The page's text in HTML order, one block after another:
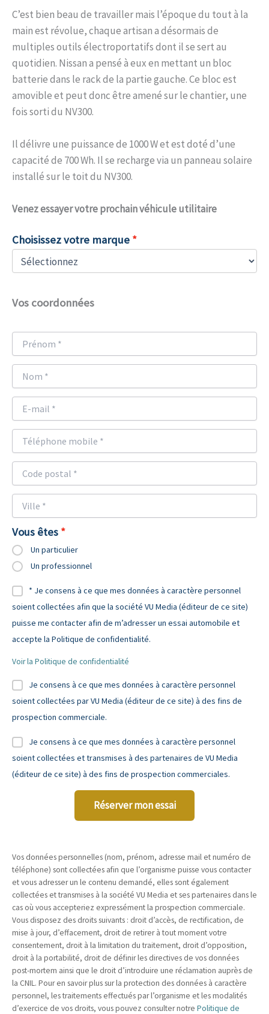
C’est bien beau de travailler mais l’époque du tout à la
main est révolue, chaque artisan a désormais de
multiples outils électroportatifs dont il se sert au
quotidien. Nissan a pensé à eux en mettant un bloc
batterie dans le rack de la partie gauche. Ce bloc est
amovible et peut donc être amené sur le chantier, une
fois sorti du NV300.
Il délivre une puissance de 1000 W et est doté d’une
capacité de 700 Wh. Il se recharge via un panneau solaire
installé sur le toit du NV300.
Venezessayer votre prochain véhicule utilitaire
Choisissez votre marque
Vos coordonnées
Vous êtes
Un particulier
Un professionnel
* Je consens à ce que mes données à caractère personnel
soient collectées afin que la société VU Media (éditeur de ce site)
puisse me contacter afin de m’adresser un essai automobile et
accepte la Politique de confidentialité.
Voir la Politique de confidentialité
Je consens à ce que mes données à caractère personnel
soient collectées par VU Media (éditeur de ce site) à des fins de
prospection commerciale.
Je consens à ce que mes données à caractère personnel
soient collectées et transmises à des partenaires de VU Media
(éditeur de ce site) à des fins de prospection commerciales.
Réserver mon essai
Vos données personnelles (nom, prénom, adresse mail et numéro de
téléphone) sont collectées afin que l’organisme puisse vous contacter
et vous adresser un le contenu demandé, elles sont également
collectées et transmises à la société VU Media et ses partenaires dans le
cas où vous accepteriez expressément la prospection commerciale.
Vous disposez des droits suivants : droit d’accès, de rectification, de
mise à jour, d’effacement, droit de retirer à tout moment votre
consentement, droit à la limitation du traitement, droit d’opposition,
droit à la portabilité, droit de définir les directives de vos données
post-mortem ainsi que le droit d’introduire une réclamation auprès de
la CNIL. Pour en savoir plus sur la protection des données à caractère
personnel, les traitements effectués par l’organisme et les modalités
d’exercice de vos droits, vous pouvez consulter notre Politique de